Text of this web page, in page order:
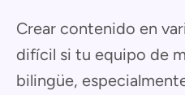
Crear contenido en
difícil si tu equipo de
bilingüe,